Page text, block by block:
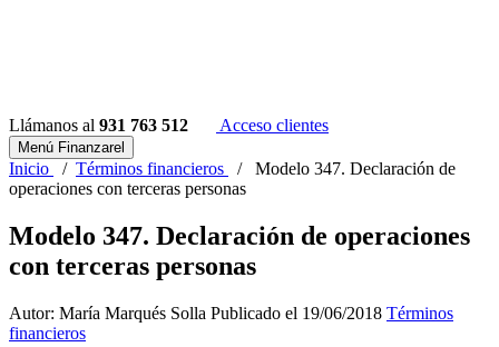
Llámanos al 931 763 512 Acceso clientes
Menú Finanzarel
Inicio / Términos financieros / Modelo 347. Declaración de
operaciones con terceras personas
Modelo 347. Declaración de operaciones
con terceras personas
Autor: María Marqués Solla Publicado el 19/06/2018 Términos
financieros